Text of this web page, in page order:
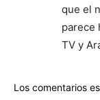
que el
parece
TV y
Los comentarios